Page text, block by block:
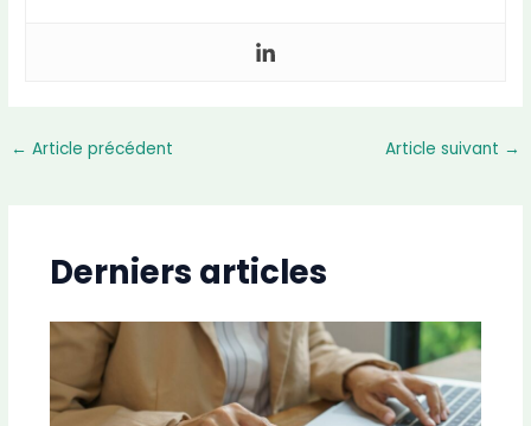
← Article précédent Article suivant →
Derniers articles